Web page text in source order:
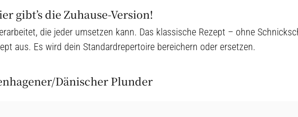
gibt’s die Zuhause-Version!
die jeder umsetzen kann. Das klassische Rezept – ohne
aus. Es wird dein Standardrepertoire bereichern oder ersetzen.
Dänischer Plunder